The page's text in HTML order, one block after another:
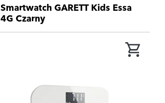
Smartwatch GARETT Kids Essa
4G Czarny